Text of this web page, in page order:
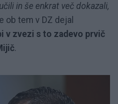
in še enkrat več dokazali,
ob tem v DZ dejal
v zvezi s to zadevo prvič
.